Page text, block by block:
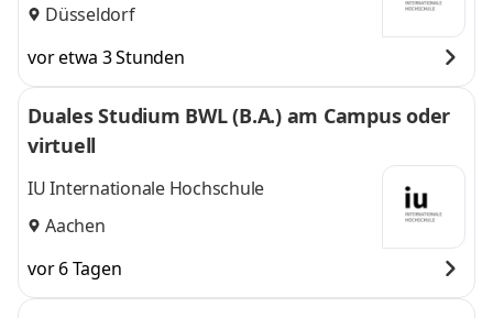
Düsseldorf
vor etwa 3 Stunden
Duales Studium BWL (B.A.) am Campus oder
virtuell
IU Internationale Hochschule
Aachen
vor 6 Tagen